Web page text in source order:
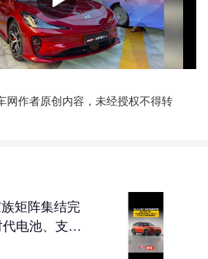
网作者原创内容，未经授权不得转
族矩阵集结完
电池、支持
城市